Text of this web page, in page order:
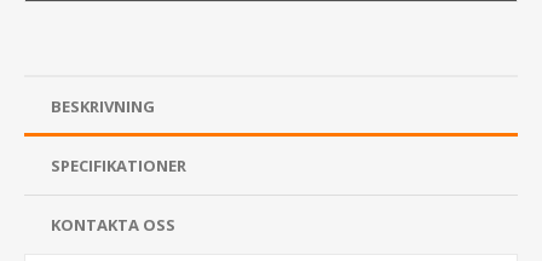
BESKRIVNING
SPECIFIKATIONER
KONTAKTA OSS